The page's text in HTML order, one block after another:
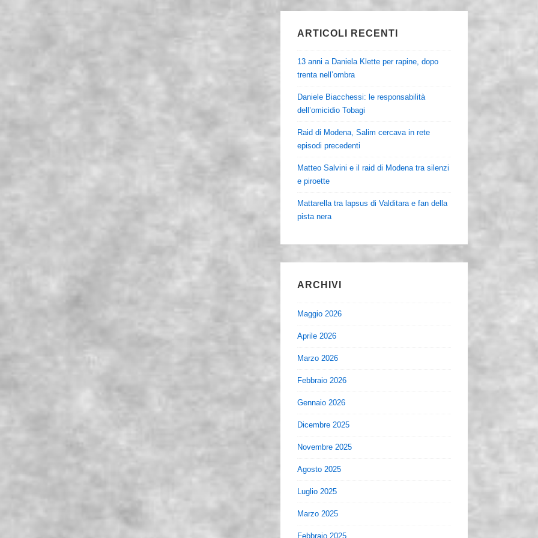
ARTICOLI RECENTI
13 anni a Daniela Klette per rapine, dopo
trenta nell’ombra
Daniele Biacchessi: le responsabilità
dell’omicidio Tobagi
Raid di Modena, Salim cercava in rete
episodi precedenti
Matteo Salvini e il raid di Modena tra silenzi
e piroette
Mattarella tra lapsus di Valditara e fan della
pista nera
ARCHIVI
Maggio 2026
Aprile 2026
Marzo 2026
Febbraio 2026
Gennaio 2026
Dicembre 2025
Novembre 2025
Agosto 2025
Luglio 2025
Marzo 2025
Febbraio 2025